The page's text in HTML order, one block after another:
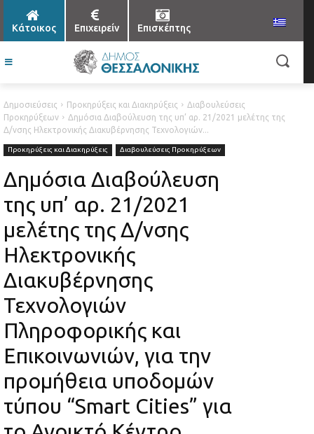
Κάτοικος Επιχειρείν Επισκέπτης
Δημοσιεύσεις Προκηρύξεις και Διακηρύξεις
Διαβουλεύσεις
Προκηρύξεων
Δημόσια Διαβούλευση της υπ’ αρ. 21/2021 μελέτης της
Δ/νσης Ηλεκτρονικής Διακυβέρνησης Τεχνολογιών...
Προκηρύξεις και Διακηρύξεις Διαβουλεύσεις Προκηρύξεων
Δημόσια Διαβούλευση
της υπ’ αρ. 21/2021
μελέτης της Δ/νσης
Ηλεκτρονικής
Διακυβέρνησης
Τεχνολογιών
Πληροφορικής και
Επικοινωνιών, για την
προμήθεια υποδομών
τύπου “Smart Cities” για